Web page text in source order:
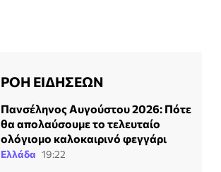
ΡΟΗ ΕΙΔΗΣΕΩΝ
Πανσέληνος Αυγούστου 2026: Πότε
θα απολαύσουμε το τελευταίο
ολόγιομο καλοκαιρινό φεγγάρι
Ελλάδα 19:22